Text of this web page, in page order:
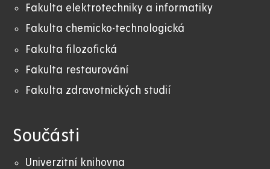
Fakulta elektrotechniky a informatiky
Fakulta chemicko-technologická
Fakulta filozofická
Fakulta restaurování
Fakulta zdravotnických studií
Součásti
Univerzitní knihovna